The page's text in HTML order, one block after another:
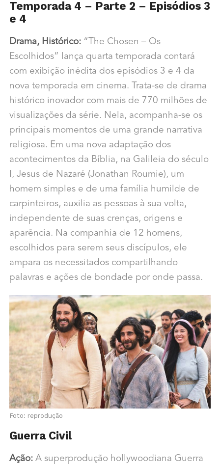
Temporada 4 – Parte 2 – Episódios 3
e 4
Drama, Histórico:“The Chosen – Os
Escolhidos” lança quarta temporada contará
com exibição inédita dos episódios 3 e 4 da
nova temporada em cinema. Trata-se de drama
histórico inovador com mais de 770 milhões de
visualizações da série. Nela, acompanha-se os
principais momentos de uma grande narrativa
religiosa. Em uma nova adaptação dos
acontecimentos da Bíblia, na Galileia do século
I, Jesus de Nazaré (Jonathan Roumie), um
homem simples e de uma família humilde de
carpinteiros, auxilia as pessoas à sua volta,
independente de suas crenças, origens e
aparência. Na companhia de 12 homens,
escolhidos para serem seus discípulos, ele
ampara os necessitados compartilhando
palavras e ações de bondade por onde passa.
Foto: reprodução
Guerra Civil
Ação:A superprodução hollywoodiana Guerra